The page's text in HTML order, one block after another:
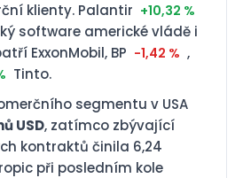
klienty. Palantir +10,32 %
software americké vládě i
ExxonMobil, BP -1,42 % ,
Tinto.
segmentu v USA
USD, zatímco zbývající
kontraktů činila 6,24
při posledním kole